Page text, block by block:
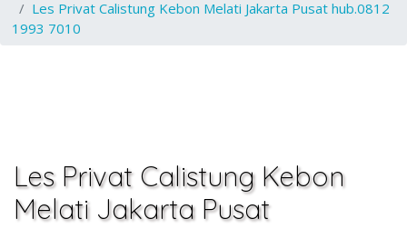
Les Privat Calistung Kebon Melati Jakarta Pusat hub.0812
1993 7010
Les Privat Calistung Kebon
Melati Jakarta Pusat